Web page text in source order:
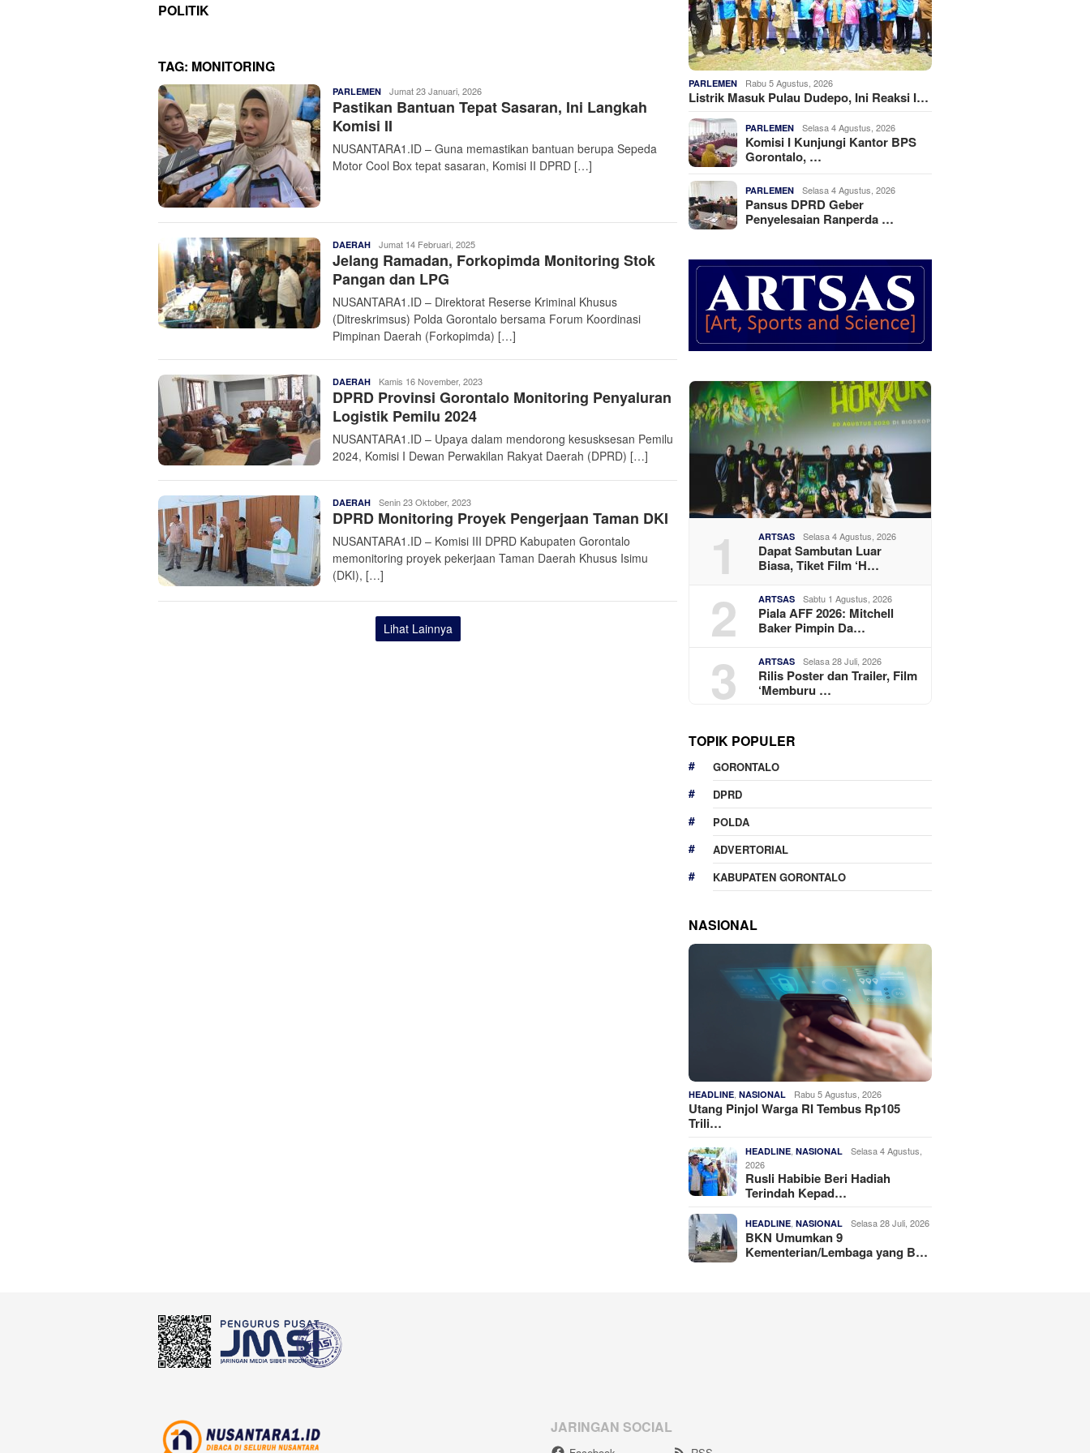
POLITIK
TAG: MONITORING
PARLEMEN Admin
Nusantara
Jumat 23 Januari, 2026
Pastikan Bantuan Tepat Sasaran, Ini Langkah
Komisi II
NUSANTARA1.ID – Guna memastikan bantuan berupa Sepeda
Motor Cool Box tepat sasaran, Komisi II DPRD […]
DAERAH Admin
Nusantara
Jumat 14 Februari, 2025
Jelang Ramadan, Forkopimda Monitoring Stok
Pangan dan LPG
NUSANTARA1.ID – Direktorat Reserse Kriminal Khusus
(Ditreskrimsus) Polda Gorontalo bersama Forum Koordinasi
Pimpinan Daerah (Forkopimda) […]
DAERAH Admin
Nusantara
Kamis 16 November, 2023
DPRD Provinsi Gorontalo Monitoring Penyaluran
Logistik Pemilu 2024
NUSANTARA1.ID – Upaya dalam mendorong kesusksesan Pemilu
2024, Komisi I Dewan Perwakilan Rakyat Daerah (DPRD) […]
DAERAH Admin
Nusantara
Senin 23 Oktober, 2023
DPRD Monitoring Proyek Pengerjaan Taman DKI
NUSANTARA1.ID – Komisi III DPRD Kabupaten Gorontalo
memonitoring proyek pekerjaan Taman Daerah Khusus Isimu
(DKI), […]
Lihat Lainnya
PARLEMEN Rabu 5 Agustus, 2026
Listrik Masuk Pulau Dudepo, Ini Reaksi I…
PARLEMEN Selasa 4 Agustus, 2026
Komisi I Kunjungi Kantor BPS
Gorontalo, …
PARLEMEN Selasa 4 Agustus, 2026
Pansus DPRD Geber
Penyelesaian Ranperda …
1 ARTSAS Selasa 4 Agustus, 2026
Dapat Sambutan Luar
Biasa, Tiket Film ‘H…
2 ARTSAS Sabtu 1 Agustus, 2026
Piala AFF 2026: Mitchell
Baker Pimpin Da…
3 ARTSAS Selasa 28 Juli, 2026
Rilis Poster dan Trailer, Film
‘Memburu …
TOPIK POPULER
GORONTALO
DPRD
POLDA
ADVERTORIAL
KABUPATEN GORONTALO
NASIONAL
HEADLINE ,NASIONAL Rabu 5 Agustus, 2026
Utang Pinjol Warga RI Tembus Rp105
Trili…
HEADLINE ,NASIONAL
Selasa 4 Agustus,
2026
Rusli Habibie Beri Hadiah
Terindah Kepad…
HEADLINE ,NASIONAL Selasa 28 Juli, 2026
BKN Umumkan 9
Kementerian/Lembaga yang B…
JARINGAN SOCIAL